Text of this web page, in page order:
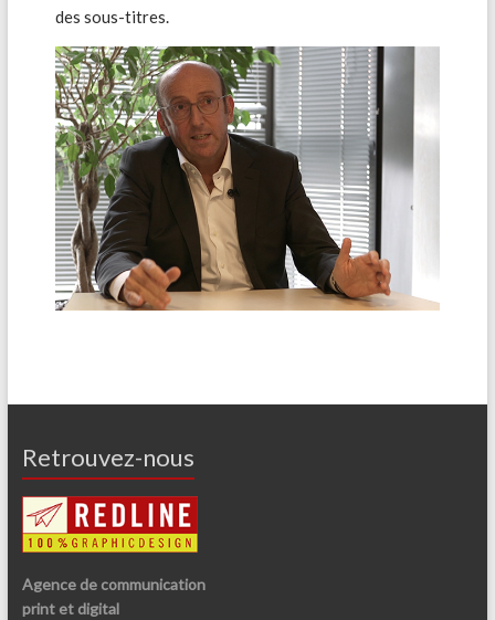
des sous-titres.
Retrouvez-nous
Agence de communication
print et digital